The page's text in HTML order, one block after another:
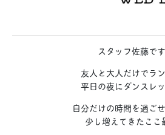
スタッフ佐藤です
友人と大人だけでラン
平日の夜にダンスレッ
自分だけの時間を過ご
少し増えてきたここ